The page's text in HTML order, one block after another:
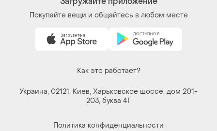
Покупайте вещи и общайтесь в любом месте
Как это работает?
Украина, 02121, Киев, Харьковское шоссе, дом 201-
203, буква 4Г
Политика конфиденциальности